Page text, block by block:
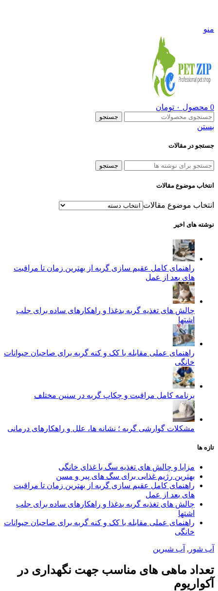
منو
0 محصول ۰ تومان
جستجو
بستن
جستجو در مقالات
جستجو
انتخاب موضوع مقالات
انتخاب موضوع مقالات
نوشته های اخیر
راهنمای کامل عقیم سازی گربه از بهترین زمان تا مراقبت‌
های بعد از عمل
چالش‌ های تغذیه گربه بدغذا و راهکارهای ساده برای جلب
اشتها
راهنمای عملی مقابله با کک و کنه گربه برای صاحبان حیوانات
خانگی
برنامه کامل مراقبت و چکاپ گربه در سنین مختلف
مشکلات گوارشی گربه ؛ نشانه‌ ها، علل و راهکارهای درمانی
تازه ها
مزایا و چالش‌ های تغذیه سگ با غذای خانگی
بهترین رژیم غذایی برای سگ‌ های پیر و مسن
راهنمای کامل عقیم سازی گربه از بهترین زمان تا مراقبت‌
های بعد از عمل
چالش‌ های تغذیه گربه بدغذا و راهکارهای ساده برای جلب
اشتها
راهنمای عملی مقابله با کک و کنه گربه برای صاحبان حیوانات
خانگی
آب شور , آب شیرین
تعداد ماهی های مناسب جهت نگهداری در
آکواریوم